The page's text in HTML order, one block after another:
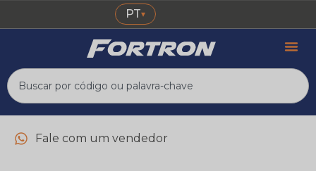
PT▾
Fale com um vendedor